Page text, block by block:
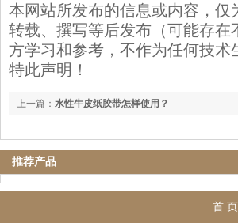
本网站所发布的信息或内容，
转载、撰写等后发布（可能存
方学习和参考，不作为任何技
特此声明！
上一篇： 水性牛皮纸胶带怎样使用？
推荐产品
首 页